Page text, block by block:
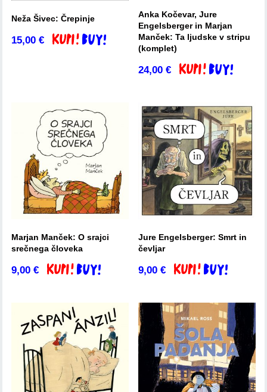
Neža Šivec: Črepinje
15,00€ Dodaj v košarico
Anka Kočevar, Jure
Engelsberger in Marjan
Manček: Ta ljudske v stripu
(komplet)
24,00€ Dodaj v košarico
Marjan Manček: O srajci
srečnega človeka
9,00€ Dodaj v košarico
Jure Engelsberger: Smrt in
čevljar
9,00€ Dodaj v košarico